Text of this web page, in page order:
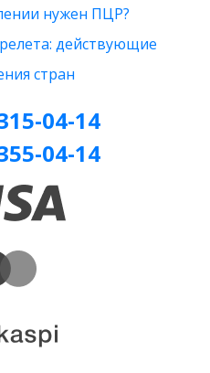
нужен ПЦР?
действующие
стран
04-14
04-14